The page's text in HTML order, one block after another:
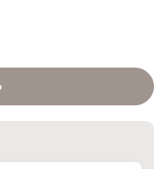
BC incasso
per Battiscopa BC